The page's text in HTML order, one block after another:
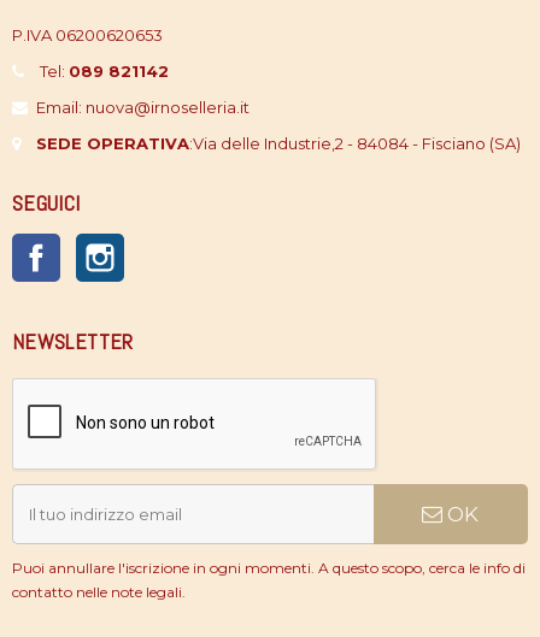
P.IVA 06200620653
Tel: 089 821142
Email: nuova@irnoselleria.it
SEDE OPERATIVA:Via delle Industrie,2 - 84084 - Fisciano (SA)
SEGUICI
Facebook
NEWSLETTER
OK
Puoi annullare l'iscrizione in ogni momenti. A questo scopo, cerca le info di
contatto nelle note legali.